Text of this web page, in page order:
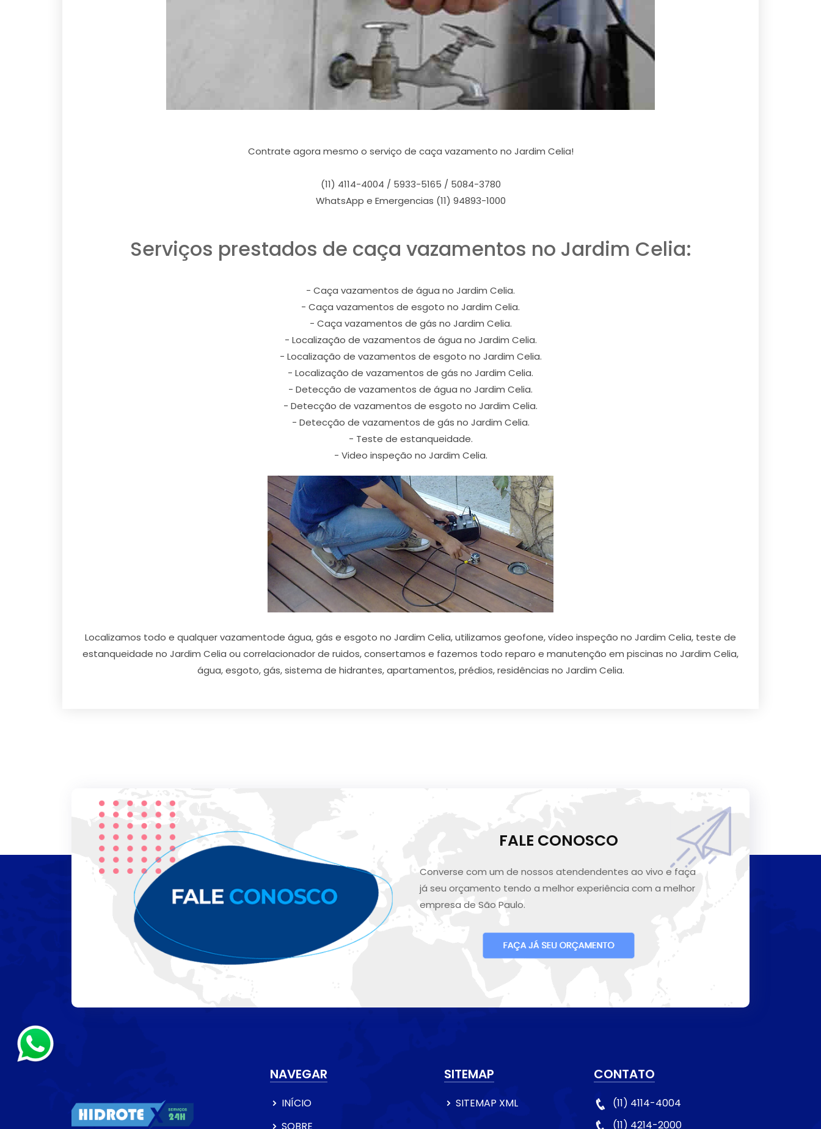
Contrate agora mesmo o serviço de caça vazamento no Jardim Celia!
(11) 4114-4004 / 5933-5165 / 5084-3780
WhatsApp e Emergencias (11) 94893-1000
Serviços prestados de caça vazamentos no Jardim Celia:
- Caça vazamentos de água no Jardim Celia.
- Caça vazamentos de esgoto no Jardim Celia.
- Caça vazamentos de gás no Jardim Celia.
- Localização de vazamentos de água no Jardim Celia.
- Localização de vazamentos de esgoto no Jardim Celia.
- Localização de vazamentos de gás no Jardim Celia.
- Detecção de vazamentos de água no Jardim Celia.
- Detecção de vazamentos de esgoto no Jardim Celia.
- Detecção de vazamentos de gás no Jardim Celia.
- Teste de estanqueidade.
- Video inspeção no Jardim Celia.
Localizamos todo e qualquer vazamentode água, gás e esgoto no Jardim Celia, utilizamos geofone, vídeo inspeção no Jardim Celia, teste de
estanqueidade no Jardim Celia ou correlacionador de ruidos, consertamos e fazemos todo reparo e manutenção em piscinas no Jardim Celia,
água, esgoto, gás, sistema de hidrantes, apartamentos, prédios, residências no Jardim Celia.
FALE CONOSCO
Converse com um de nossos atendendentes ao vivo e faça
já seu orçamento tendo a melhor experiência com a melhor
empresa de São Paulo.
NAVEGAR
INÍCIO
SITEMAP
SITEMAP XML
CONTATO
(11) 4114-4004
(11) 4214-2000